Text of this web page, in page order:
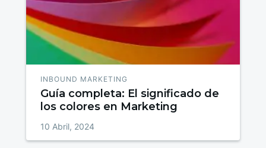
INBOUND MARKETING
Guía completa: El significado de
los colores en Marketing
10 Abril, 2024